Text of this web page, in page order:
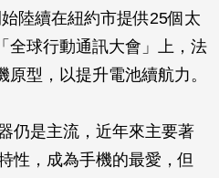
陸續在紐約市提供25個太
全球行動通訊大會」上，法
型，以提升電池續航力。
仍是主流，近年來主要著
性，成為手機的最愛，但